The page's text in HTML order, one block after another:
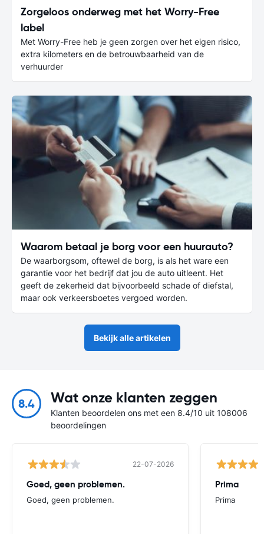
Zorgeloos onderweg met het Worry-Free
label
Met Worry-Free heb je geen zorgen over het eigen risico,
extra kilometers en de betrouwbaarheid van de
verhuurder
Waarom betaal je borg voor een huurauto?
De waarborgsom, oftewel de borg, is als het ware een
garantie voor het bedrijf dat jou de auto uitleent. Het
geeft de zekerheid dat bijvoorbeeld schade of diefstal,
maar ook verkeersboetes vergoed worden.
Bekijk alle artikelen
8.4 Wat onze klanten zeggen
Klanten beoordelen ons met een 8.4/10 uit 108006
beoordelingen
22-07-2026
Goed, geen problemen.
Goed, geen problemen.
Prima
Prima